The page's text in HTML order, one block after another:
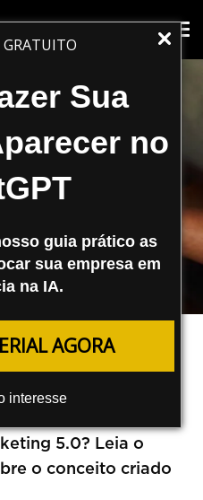
Sua
no
guia prático as
sua empresa em
na IA.
AGORA
interesse
é? Como
serve?
5.0? Leia o
o conceito criado